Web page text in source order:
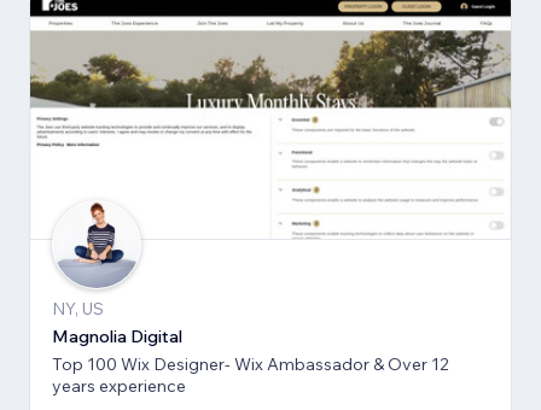
NY, US
Magnolia Digital
Top 100 Wix Designer- Wix Ambassador & Over 12
years experience